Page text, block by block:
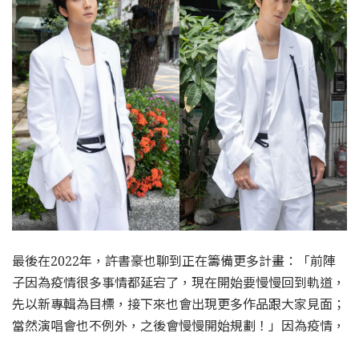
最後在2022年，許書豪也聊到正在籌備更多計畫：「前陣
子因為疫情很多事情都延宕了，現在開始要慢慢回到軌道，
先以新專輯為目標，接下來也會出現更多作品跟大家見面；
當然演唱會也不例外，之後會慢慢開始規劃！」因為疫情，